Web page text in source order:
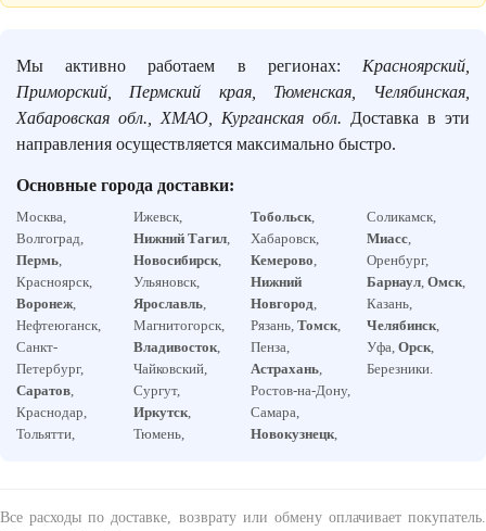
Мы активно работаем в регионах: Красноярский,
Приморский, Пермский края, Тюменская, Челябинская,
Хабаровская обл., ХМАО, Курганская обл. Доставка в эти
направления осуществляется максимально быстро.
Основные города доставки:
Москва,
Волгоград,
Пермь,
Красноярск,
Воронеж,
Нефтеюганск,
Санкт-
Петербург,
Саратов,
Краснодар,
Тольятти,
Ижевск,
Нижний Тагил,
Новосибирск,
Ульяновск,
Ярославль,
Магнитогорск,
Владивосток,
Чайковский,
Сургут,
Иркутск,
Тюмень,
Тобольск,
Хабаровск,
Кемерово,
Нижний
Новгород,
Рязань, Томск,
Пенза,
Астрахань,
Ростов-на-Дону,
Самара,
Новокузнецк,
Соликамск,
Миасс,
Оренбург,
Барнаул,Омск,
Казань,
Челябинск,
Уфа,Орск,
Березники.
Все расходы по доставке, возврату или обмену оплачивает покупатель.